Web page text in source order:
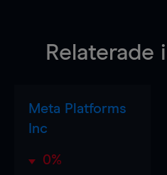
Relaterade
Meta Platforms
Inc
0%